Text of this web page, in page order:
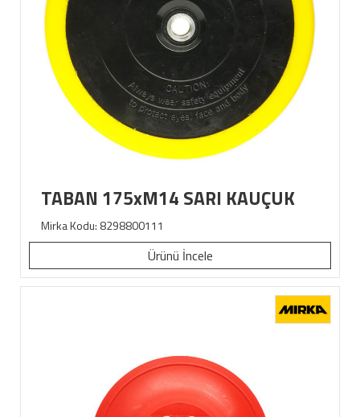
TABAN 175xM14 SARI KAUÇUK
Mirka Kodu: 8298800111
Ürünü İncele